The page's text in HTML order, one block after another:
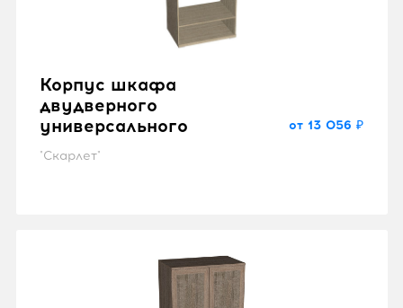
Корпус шкафа
двудверного
универсального
"Скарлет"
от 13 056 ₽